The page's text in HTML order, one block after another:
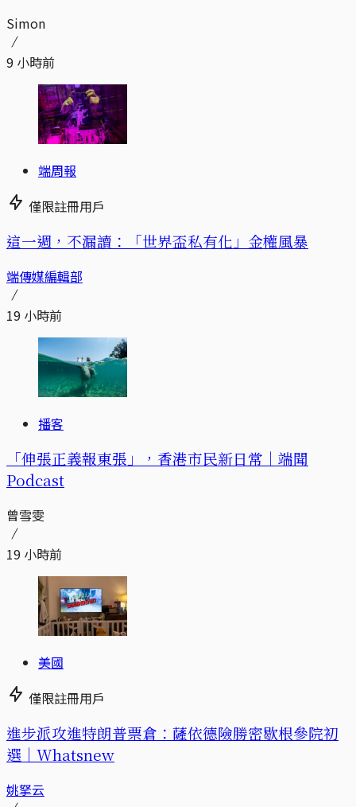
Simon
9 小時前
端周報
僅限註冊用戶
這一週，不漏讀：「世界盃私有化」金權風暴
端傳媒編輯部
19 小時前
播客
「伸張正義報東張」，香港市民新日常｜端聞
Podcast
曾雪雯
19 小時前
美國
僅限註冊用戶
進步派攻進特朗普票倉：薩依德險勝密歇根參院初
選｜Whatsnew
姚拏云